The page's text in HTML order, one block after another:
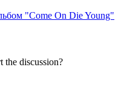
"Come On Die Young"
the discussion?